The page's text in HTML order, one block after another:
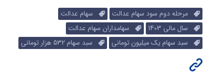
مرحله دوم سود سهام عدالت
سهام عدالت
سال مالی 1403
سهامداران سهام عدالت
سبد سهام یک میلیون تومانی
سبد سهام 532 هزار تومانی